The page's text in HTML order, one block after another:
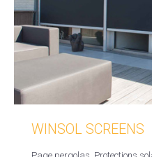
WINSOL SCREENS